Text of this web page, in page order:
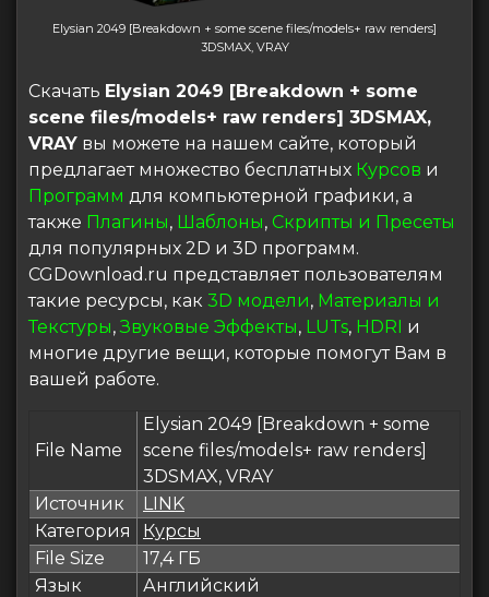
Elysian 2049 [Breakdown + some scene files/models+ raw renders]
3DSMAX, VRAY
Скачать Elysian 2049 [Breakdown + some
scene files/models+ raw renders] 3DSMAX,
VRAY вы можете на нашем сайте, который
предлагает множество бесплатных Курсов и
Программ для компьютерной графики, а
также Плагины, Шаблоны, Скрипты и Пресеты
для популярных 2D и 3D программ.
CGDownload.ru представляет пользователям
такие ресурсы, как 3D модели, Материалы и
Текстуры,Звуковые Эффекты, LUTs, HDRI и
многие другие вещи, которые помогут Вам в
вашей работе.
File Name
Elysian 2049 [Breakdown + some
scene files/models+ raw renders]
3DSMAX, VRAY
Источник
LINK
Категория
Курсы
File Size
17,4 ГБ
Язык
Английский